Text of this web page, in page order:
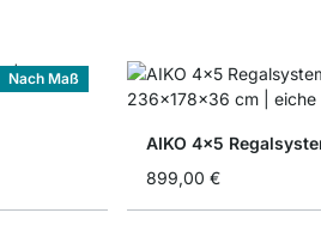
Nach Maß
AIKO 4x5
899,00 €